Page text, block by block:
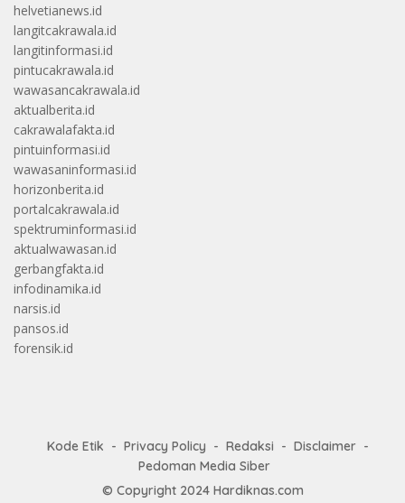
helvetianews.id
langitcakrawala.id
langitinformasi.id
pintucakrawala.id
wawasancakrawala.id
aktualberita.id
cakrawalafakta.id
pintuinformasi.id
wawasaninformasi.id
horizonberita.id
portalcakrawala.id
spektruminformasi.id
aktualwawasan.id
gerbangfakta.id
infodinamika.id
narsis.id
pansos.id
forensik.id
Kode Etik Privacy Policy Redaksi
Disclaimer
Pedoman Media Siber
© Copyright 2024 Hardiknas.com